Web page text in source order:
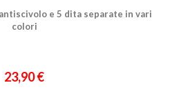
e 5 dita separate in vari
colori
23,90 €